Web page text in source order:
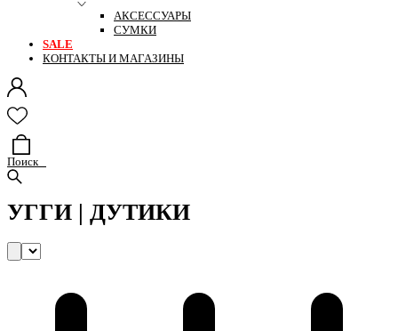
АКСЕССУАРЫ
СУМКИ
SALE
КОНТАКТЫ И МАГАЗИНЫ
Поиск
УГГИ | ДУТИКИ